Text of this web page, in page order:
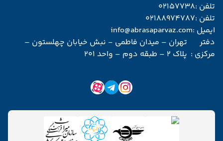
تلفن :02157738
تلفن :02188974787
ایمیل :info@abrasaparvaz.com
دفتر
مرکزی :
تهران – میدان فاطمی - نبش خیابان چهلستون –
پلاک 2 – طبقه دوم – واحد 201